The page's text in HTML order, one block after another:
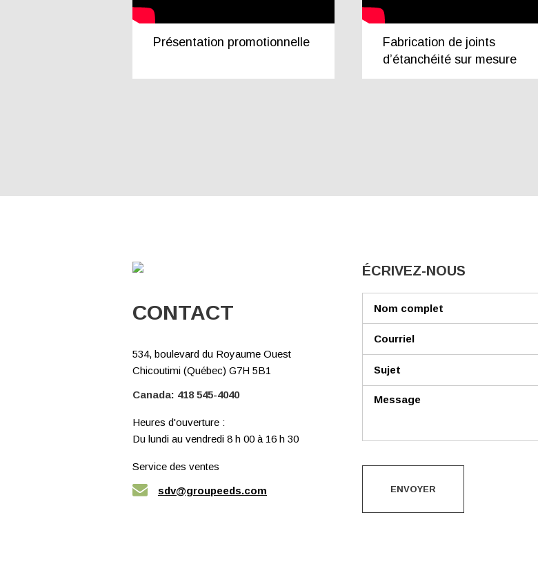
Présentation promotionnelle
Fabrication de joints
d’étanchéité sur mesure
CONTACT
534, boulevard du Royaume Ouest
Chicoutimi (Québec) G7H 5B1
Canada: 418 545-4040
Heures d'ouverture :
Du lundi au vendredi 8 h 00 à 16 h 30
Service des ventes
sdv@groupeeds.com
ÉCRIVEZ-NOUS
ENVOYER